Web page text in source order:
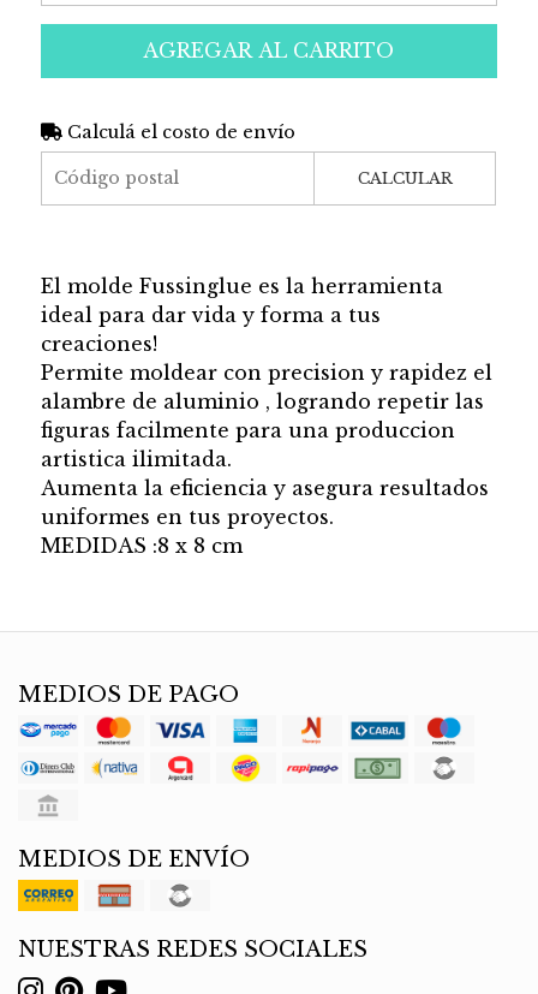
AGREGAR AL CARRITO
Calculá el costo de envío
CALCULAR
El molde Fussinglue es la herramienta
ideal para dar vida y forma a tus
creaciones!
Permite moldear con precision y rapidez el
alambre de aluminio , logrando repetir las
figuras facilmente para una produccion
artistica ilimitada.
Aumenta la eficiencia y asegura resultados
uniformes en tus proyectos.
MEDIDAS :8 x 8 cm
MEDIOS DE PAGO
MEDIOS DE ENVÍO
NUESTRAS REDES SOCIALES